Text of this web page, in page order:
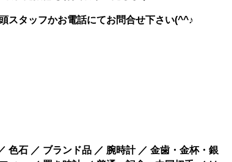
スタッフかお電話にてお問合せ下さい(^^♪
色石 ／ ブランド品 ／ 腕時計 ／ 金歯・金杯・銀